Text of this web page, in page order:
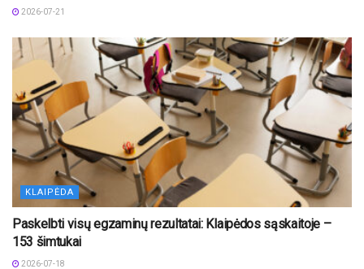
2026-07-21
KLAIPĖDA
Paskelbti visų egzaminų rezultatai: Klaipėdos sąskaitoje –
153 šimtukai
2026-07-18